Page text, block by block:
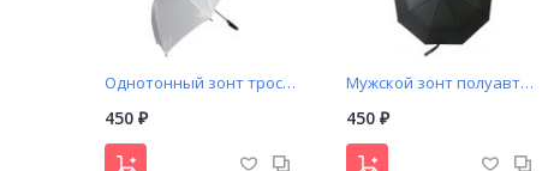
Однотонный зонт трость белый
450 ₽
Мужской зонт полуавтомат ручка с деревянной вставкой
450 ₽